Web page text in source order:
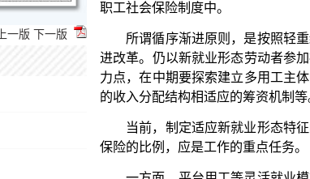
上一版 下一版
当前，制定适应新就业形态特征的劳动基准制度，
保险的比例，应是工作的重点任务。
一方面，平台用工等灵活就业模式对劳动者的工
及集体协商等权利的影响最直接，这就需要根据灵活
准制度。具体而言，针对劳动单元的进一步颗粒化，可
按天、按月、按小时等）与新的劳动基准（如按单）
性。针对工作场景的开放性，应充分利用现代科学技
劳动保护措施的远程监控、流动服务站点的设置以及经
者职业安全与身心健康。